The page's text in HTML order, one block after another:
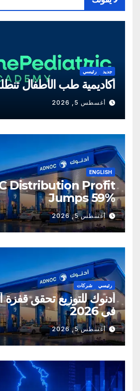
جديد رئيسي
أكاديمية طب الأطفال
أغسطس 5, 2026
ENGLISH
Distribution Profit
Jumps 59%
أغسطس 5, 2026
رئيسي شركات
أدنوك للتوزيع تحقق قفزة
في 2026
أغسطس 5, 2026